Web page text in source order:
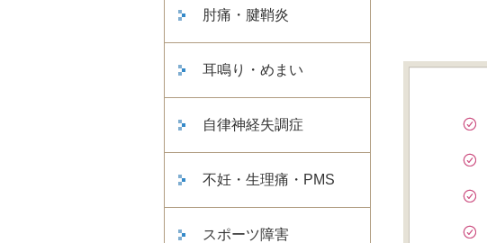
肘痛・腱鞘炎
耳鳴り・めまい
自律神経失調症
不妊・生理痛・PMS
スポーツ障害